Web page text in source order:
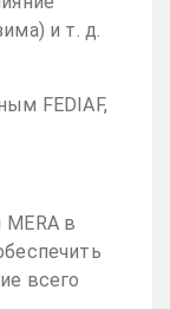
и т. д.
FEDIAF,
в
всего